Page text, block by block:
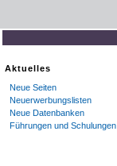
Aktuelles
Neue Seiten
Neuerwerbungslisten
Neue Datenbanken
Führungen und Schulungen